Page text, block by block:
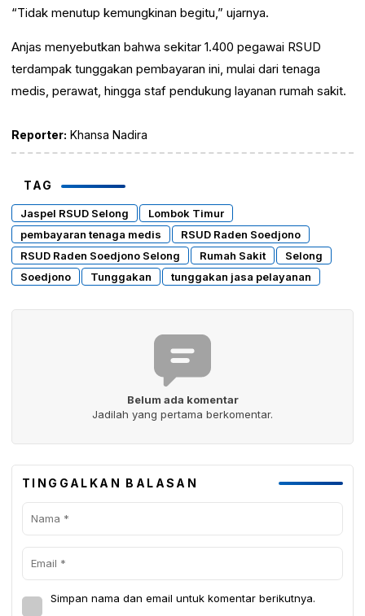
“Tidak menutup kemungkinan begitu,” ujarnya.
Anjas menyebutkan bahwa sekitar 1.400 pegawai RSUD
terdampak tunggakan pembayaran ini, mulai dari tenaga
medis, perawat, hingga staf pendukung layanan rumah sakit.
Reporter: Khansa Nadira
TAG
Jaspel RSUD Selong
Lombok Timur
pembayaran tenaga medis
RSUD Raden Soedjono
RSUD Raden Soedjono Selong
Rumah Sakit
Selong
Soedjono
Tunggakan tunggakan jasa pelayanan
Belum ada komentar
Jadilah yang pertama berkomentar.
TINGGALKAN BALASAN
Simpan nama dan email untuk komentar berikutnya.